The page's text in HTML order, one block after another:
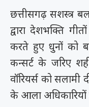
छत्तीसगढ़ सशस्त्र
द्वारा देशभक्ति
करते हुए धुनों को
कन्सर्ट के जरिए
वॉरियर्स को
के आला अधिकारियों